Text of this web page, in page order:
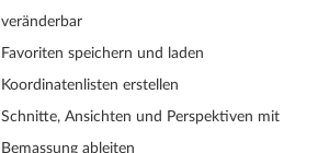
veränderbar
Favoriten speichern und laden
Koordinatenlisten erstellen
Schnitte, Ansichten und Perspektiven mit
Bemassung ableiten